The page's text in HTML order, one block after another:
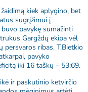
kiek aplygino, bet
sugrįžimui į
pavykę sumažinti
Gargždų ekipa vėl
persvaros ribas. T.Bietkio
pavyko
iki 16 taškų – 53:69.
ir paskutinio ketvirčio